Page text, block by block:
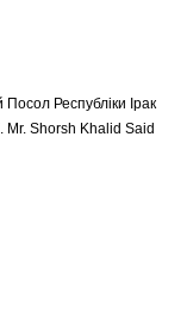
Республіки Ірак
Shorsh Khalid Said